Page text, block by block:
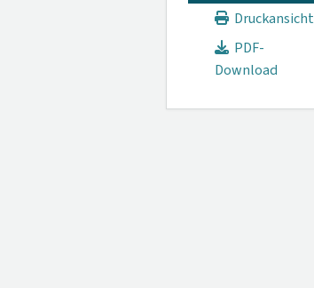
Druckansicht
PDF-
Download